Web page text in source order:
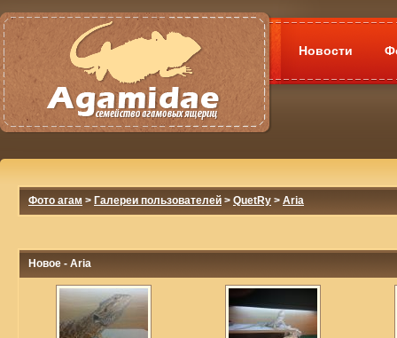
Новости
Фото агам > Галереи пользователей > QuetRy > Aria
Новое - Aria